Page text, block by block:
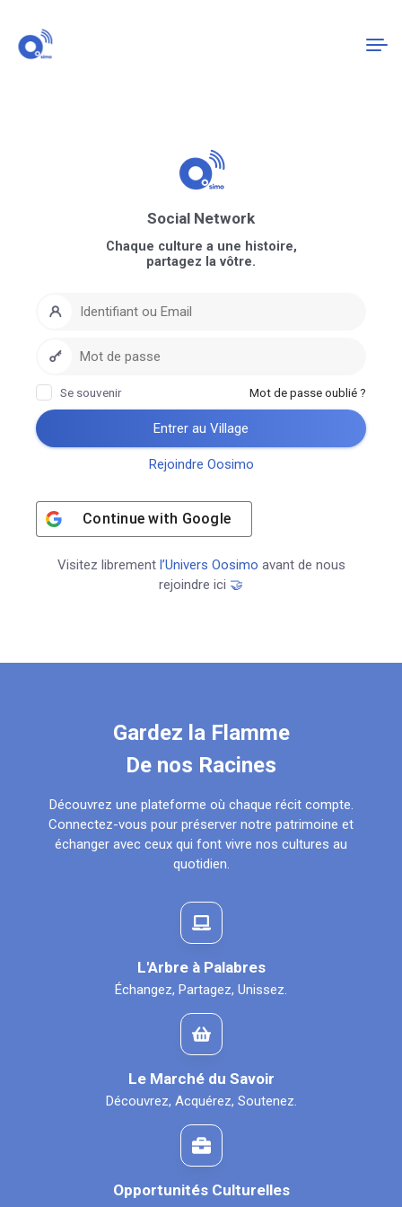
Gardez la Flamme
De nos Racines
Découvrez une plateforme où chaque récit compte.
Connectez-vous pour préserver notre patrimoine et
échanger avec ceux qui font vivre nos cultures au
quotidien.
L'Arbre à Palabres
Échangez, Partagez, Unissez.
Le Marché du Savoir
Découvrez, Acquérez, Soutenez.
Opportunités Culturelles
Social Network
Chaque culture a une histoire,
partagez la vôtre.
Se souvenir Mot de passe oublié ?
Entrer au Village
Rejoindre Oosimo
Continue with Google
Visitez librement l’Univers Oosimo avant de nous
rejoindre ici 🤝